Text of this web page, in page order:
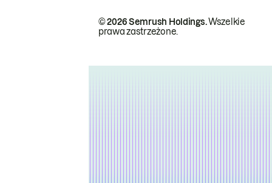
© 2026 Semrush Holdings.Wszelkie
prawa zastrzeżone.